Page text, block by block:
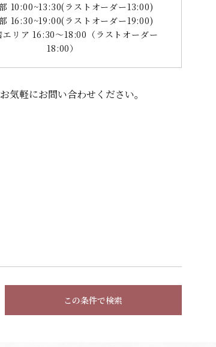
10:00~13:30(ラストオーダー13:00)
16:30~19:00(ラストオーダー19:00)
リア 16:30～18:00（ラストオーダー
18:00）
お気軽にお問い合わせください。
この条件で検索